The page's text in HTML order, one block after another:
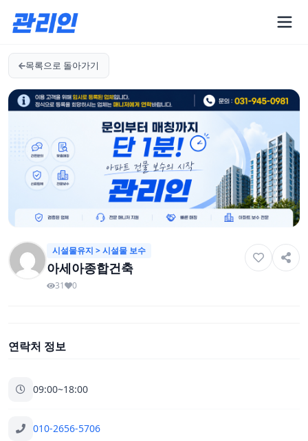
목록으로 돌아가기
시설물유지 > 시설물 보수
아세아종합건축
31 0
연락처 정보
09:00~18:00
010-2656-5706